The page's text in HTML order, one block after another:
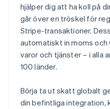
hjälper dig att ha koll på
går över en tröskel för
Stripe-transaktioner.
automatiskt in moms och
varor och tjänster – i alla
100 länder.
Börja ta ut skatt globalt
din befintliga integration,